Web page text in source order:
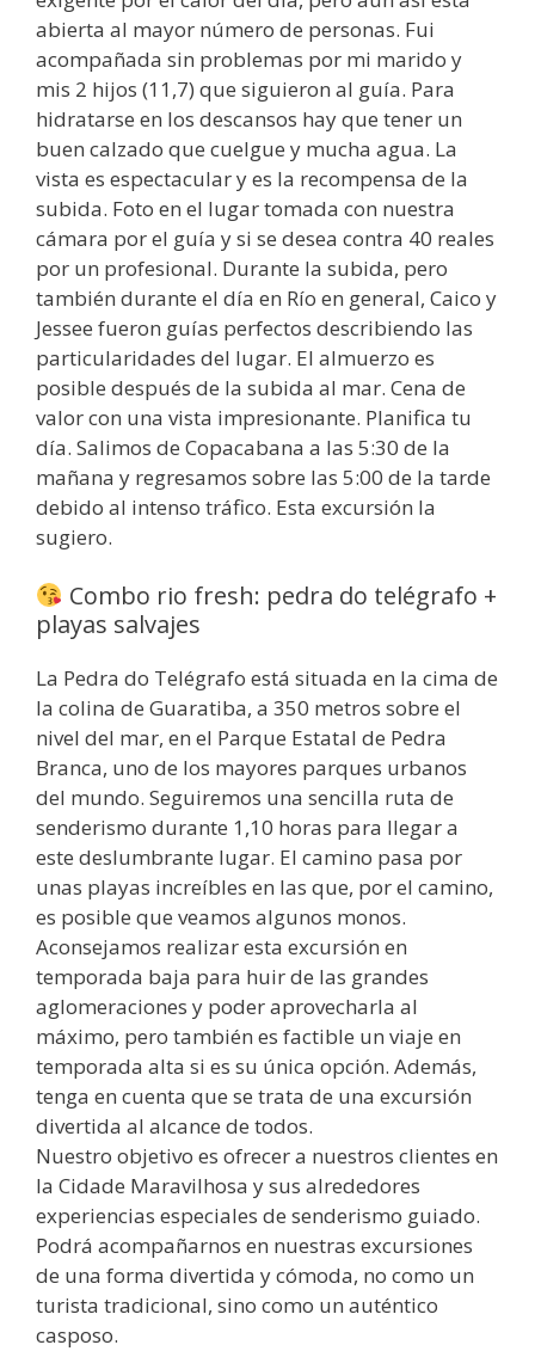
abierta al mayor número de personas. Fui
acompañada sin problemas por mi marido y
mis 2 hijos (11,7) que siguieron al guía. Para
hidratarse en los descansos hay que tener un
buen calzado que cuelgue y mucha agua. La
vista es espectacular y es la recompensa de la
subida. Foto en el lugar tomada con nuestra
cámara por el guía y si se desea contra 40 reales
por un profesional. Durante la subida, pero
también durante el día en Río en general, Caico y
Jessee fueron guías perfectos describiendo las
particularidades del lugar. El almuerzo es
posible después de la subida al mar. Cena de
valor con una vista impresionante. Planifica tu
día. Salimos de Copacabana a las 5:30 de la
mañana y regresamos sobre las 5:00 de la tarde
debido al intenso tráfico. Esta excursión la
sugiero.
Combo rio fresh: pedra do telégrafo +
playas salvajes
La Pedra do Telégrafo está situada en la cima de
la colina de Guaratiba, a 350 metros sobre el
nivel del mar, en el Parque Estatal de Pedra
Branca, uno de los mayores parques urbanos
del mundo. Seguiremos una sencilla ruta de
senderismo durante 1,10 horas para llegar a
este deslumbrante lugar. El camino pasa por
unas playas increíbles en las que, por el camino,
es posible que veamos algunos monos.
Aconsejamos realizar esta excursión en
temporada baja para huir de las grandes
aglomeraciones y poder aprovecharla al
máximo, pero también es factible un viaje en
temporada alta si es su única opción. Además,
tenga en cuenta que se trata de una excursión
divertida al alcance de todos.
Nuestro objetivo es ofrecer a nuestros clientes en
la Cidade Maravilhosa y sus alrededores
experiencias especiales de senderismo guiado.
Podrá acompañarnos en nuestras excursiones
de una forma divertida y cómoda, no como un
turista tradicional, sino como un auténtico
casposo.